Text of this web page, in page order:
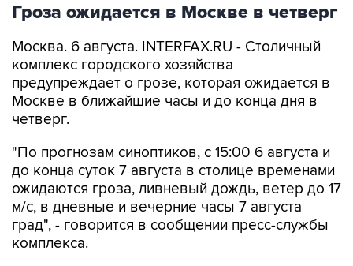
Гроза ожидается в Москве в четверг
Москва. 6 августа. INTERFAX.RU - Столичный
комплекс городского хозяйства
предупреждает о грозе, которая ожидается в
Москве в ближайшие часы и до конца дня в
четверг.
"По прогнозам синоптиков, с 15:00 6 августа и
до конца суток 7 августа в столице временами
ожидаются гроза, ливневый дождь, ветер до 17
м/с, в дневные и вечерние часы 7 августа
град", - говорится в сообщении пресс-службы
комплекса.